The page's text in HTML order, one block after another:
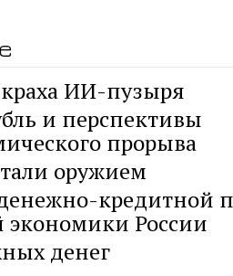
ИИ-пузыря
и перспективы
прорыва
оружием
кредитной
экономики России
денег